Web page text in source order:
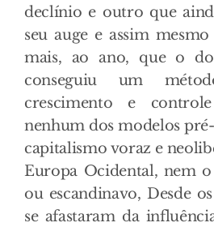
declínio e outro que
seu auge e assim
mais, ao ano, que o
conseguiu um
crescimento e
nenhum dos modelos
capitalismo voraz e
Europa Ocidental, nem
ou escandinavo, Desde
se afastaram da